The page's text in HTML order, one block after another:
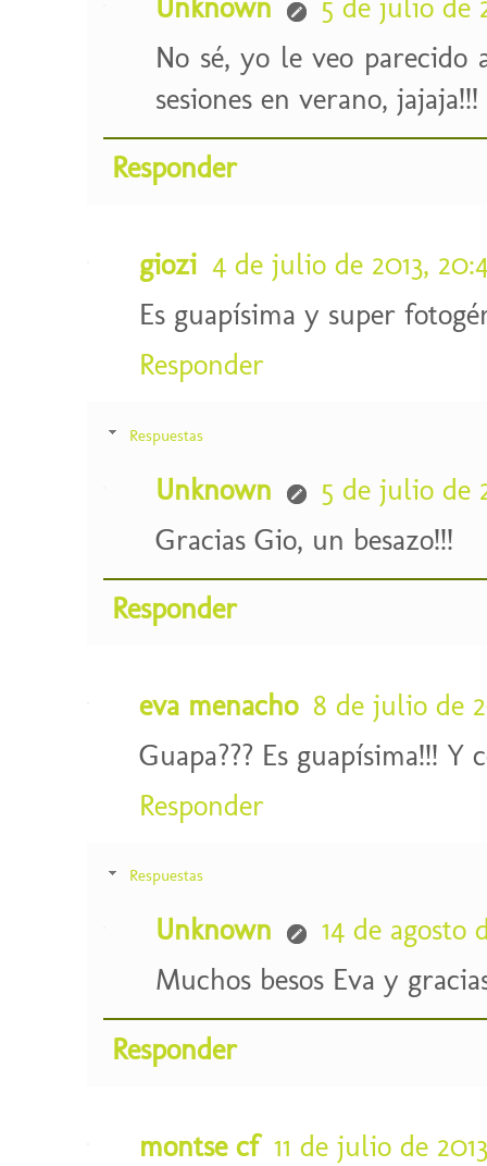
No sé, yo le veo parecido
sesiones en verano, jajaja!!!
Responder
giozi 4 de julio de 2013,
Es guapísima y super
Responder
Respuestas
Unknown
5 de julio de
Gracias Gio, un besazo!!!
Responder
eva menacho 8 de julio de
Guapa??? Es guapísima!!! Y
Responder
Respuestas
Unknown
14 de agosto
Muchos besos Eva y
Responder
montse cf 11 de julio de